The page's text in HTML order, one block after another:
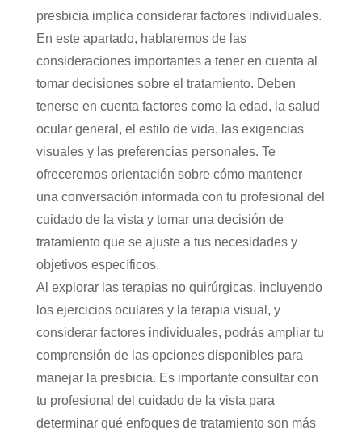
presbicia implica considerar factores individuales.
En este apartado, hablaremos de las
consideraciones importantes a tener en cuenta al
tomar decisiones sobre el tratamiento. Deben
tenerse en cuenta factores como la edad, la salud
ocular general, el estilo de vida, las exigencias
visuales y las preferencias personales. Te
ofreceremos orientación sobre cómo mantener
una conversación informada con tu profesional del
cuidado de la vista y tomar una decisión de
tratamiento que se ajuste a tus necesidades y
objetivos específicos.
Al explorar las terapias no quirúrgicas, incluyendo
los ejercicios oculares y la terapia visual, y
considerar factores individuales, podrás ampliar tu
comprensión de las opciones disponibles para
manejar la presbicia. Es importante consultar con
tu profesional del cuidado de la vista para
determinar qué enfoques de tratamiento son más